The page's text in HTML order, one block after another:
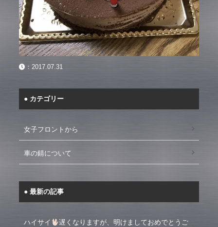
： 2017.07.31
カテゴリー
女子フロントから
車の錆について
最新の記事
ハイサイ
遅くなりますが、明けましておめでとうご